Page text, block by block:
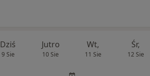
Dziś
9 Sie
Jutro
10 Sie
Wt,
11 Sie
Śr,
12 Sie